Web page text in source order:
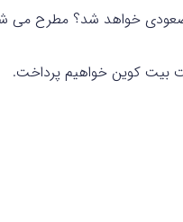
صعودی خواهد شد؟ مطرح می
بیت کوین خواهیم پرداخت.